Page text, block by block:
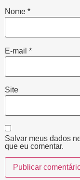
Nome *
E-mail *
Site
Salvar meus dados
que eu comentar.